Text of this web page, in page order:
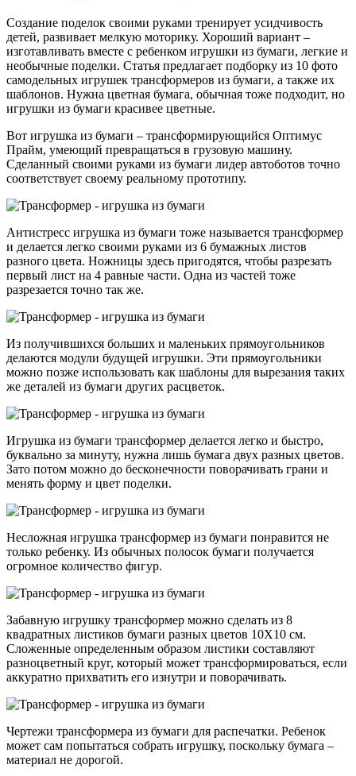
Создание поделок своими руками тренирует усидчивость
детей, развивает мелкую моторику. Хороший вариант –
изготавливать вместе с ребенком игрушки из бумаги, легкие и
необычные поделки. Статья предлагает подборку из 10 фото
самодельных игрушек трансформеров из бумаги, а также их
шаблонов. Нужна цветная бумага, обычная тоже подходит, но
игрушки из бумаги красивее цветные.
Вот игрушка из бумаги – трансформирующийся Оптимус
Прайм, умеющий превращаться в грузовую машину.
Сделанный своими руками из бумаги лидер автоботов точно
соответствует своему реальному прототипу.
Антистресс игрушка из бумаги тоже называется трансформер
и делается легко своими руками из 6 бумажных листов
разного цвета. Ножницы здесь пригодятся, чтобы разрезать
первый лист на 4 равные части. Одна из частей тоже
разрезается точно так же.
Из получившихся больших и маленьких прямоугольников
делаются модули будущей игрушки. Эти прямоугольники
можно позже использовать как шаблоны для вырезания таких
же деталей из бумаги других расцветок.
Игрушка из бумаги трансформер делается легко и быстро,
буквально за минуту, нужна лишь бумага двух разных цветов.
Зато потом можно до бесконечности поворачивать грани и
менять форму и цвет поделки.
Несложная игрушка трансформер из бумаги понравится не
только ребенку. Из обычных полосок бумаги получается
огромное количество фигур.
Забавную игрушку трансформер можно сделать из 8
квадратных листиков бумаги разных цветов 10Х10 см.
Сложенные определенным образом листики составляют
разноцветный круг, который может трансформироваться, если
аккуратно прихватить его изнутри и поворачивать.
Чертежи трансформера из бумаги для распечатки. Ребенок
может сам попытаться собрать игрушку, поскольку бумага –
материал не дорогой.